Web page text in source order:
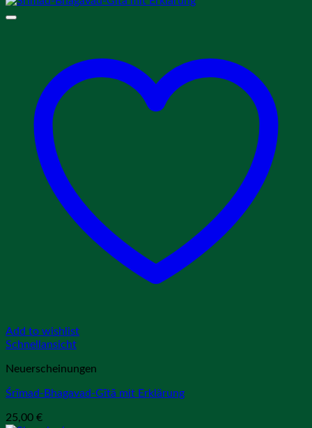
Add to wishlist
Schnellansicht
Neuerscheinungen
Śrīmad-Bhagavad-Gītā mit Erklärung
25,00 €